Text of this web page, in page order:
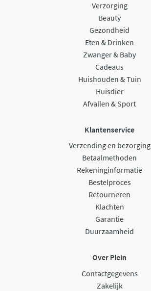
Verzorging
Beauty
Gezondheid
Eten & Drinken
Zwanger & Baby
Cadeaus
Huishouden & Tuin
Huisdier
Afvallen & Sport
Klantenservice
Verzending en bezorging
Betaalmethoden
Rekeninginformatie
Bestelproces
Retourneren
Klachten
Garantie
Duurzaamheid
Over Plein
Contactgegevens
Zakelijk